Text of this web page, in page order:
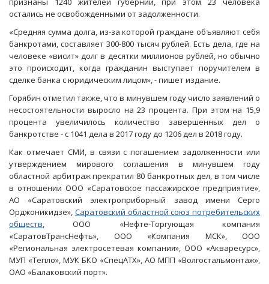
остались не освобожденными от задолженности.
«Средняя сумма долга, из-за которой граждане объявляют себя
банкротами, составляет 300-800 тысяч рублей. Есть дела, где на
человеке «висит» долг в десятки миллионов рублей, но обычно
это происходит, когда гражданин выступает поручителем в
сделке банка с юридическим лицом», - пишет издание.
Горябин отметил также, что в минувшем году число заявлений о
несостоятельности выросло на 23 процента. При этом на 15,9
процента увеличилось количество завершенных дел о
банкротстве - с 1041 дела в 2017 году до 1206 дел в 2018 году.
Как отмечает СМИ, в связи с погашением задолженности или
утверждением мирового соглашения в минувшем году
областной арбитраж прекратил 80 банкротных дел, в том числе
в отношении ООО «Саратовское пассажирское предприятие»,
АО «Саратовский электроприборный завод имени Серго
Орджоникидзе», Саратовский областной союз потребительских
обществ, ООО «Нефте-Торгующая компания
«СаратовТрансНефть», ООО «Компания МСК», ООО
«Региональная электросетевая компания», ООО «Акваресурс»,
МУП «Тепло», МУК БКО «СпецАТХ», АО МПП «Волгостальмонтаж»,
ОАО «Балаковский порт».